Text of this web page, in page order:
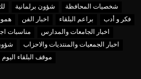
شخصيات المحافظة
شؤون برلمانية
فكر و أدب
براعم البلقاء اخبار الفن
اخبار الجامعات والمدارس
مناسبات
اخبار الجمعيات والمنتديات والاحزاب
موقف البلقاء اليوم